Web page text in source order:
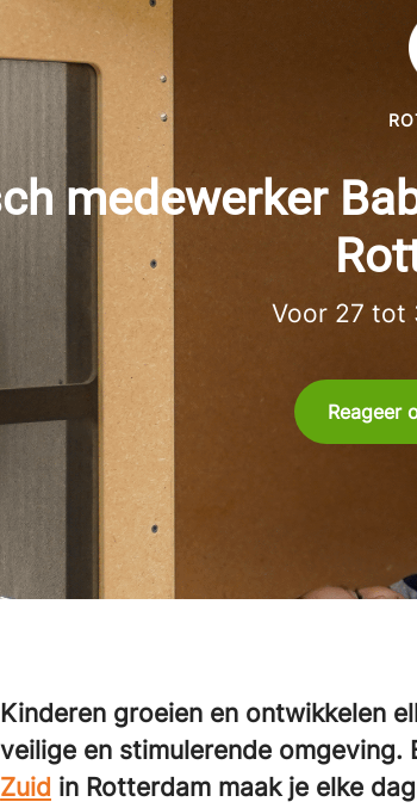
medewerker
Voor 27 tot
Reageer
Kinderen groeien en ontwikkelen
veilige en stimulerende omgeving.
Zuid in Rotterdam maak je elke